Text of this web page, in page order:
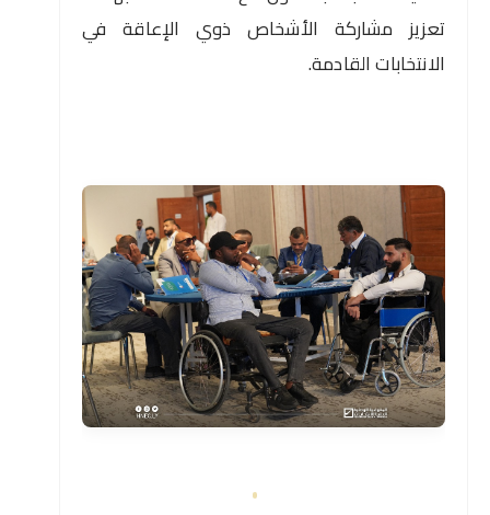
تعزيز مشاركة الأشخاص ذوي الإعاقة في
الانتخابات القادمة.